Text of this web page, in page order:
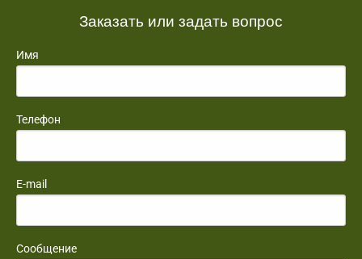
Заказать или задать вопрос
Имя
Телефон
E-mail
Сообщение